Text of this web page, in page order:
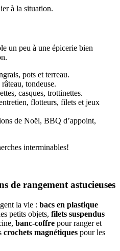
à la situation.
un peu à une épicerie bien
pots et terreau.
tondeuse.
casques, trottinettes.
flotteurs, filets et jeux
de Noël, BBQ d’appoint,
interminables!
de rangement astucieuses
la vie : bacs en plastique
petits objets, filets suspendus
banc-coffre pour ranger et
crochets magnétiques pour les